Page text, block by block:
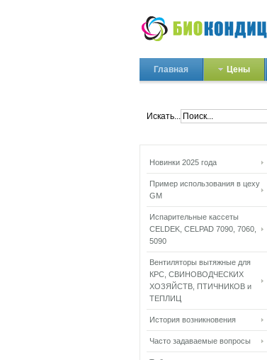
Главная Цены
Искать...
Новинки 2025 года
Пример использования в цеху
GM
Испарительные кассеты
CELDEK, CELPAD 7090, 7060,
5090
Вентиляторы вытяжные для
КРС, СВИНОВОДЧЕСКИХ
ХОЗЯЙСТВ, ПТИЧНИКОВ и
ТЕПЛИЦ
История возникновения
Часто задаваемые вопросы